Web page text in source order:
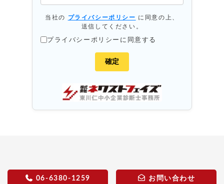
当社の プライバシーポリシー に同意の上、
送信してください。
プライバシーポリシーに同意する
06-6380-1259 お問い合わせ